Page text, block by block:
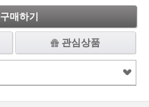
구매하기
관심상품